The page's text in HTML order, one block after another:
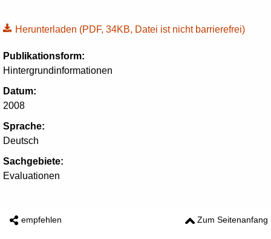
Herunterladen (PDF, 34KB, Datei ist nicht barrierefrei)
Publikationsform:
Hintergrundinformationen
Datum:
2008
Sprache:
Deutsch
Sachgebiete:
Evaluationen
empfehlen Zum Seitenanfang